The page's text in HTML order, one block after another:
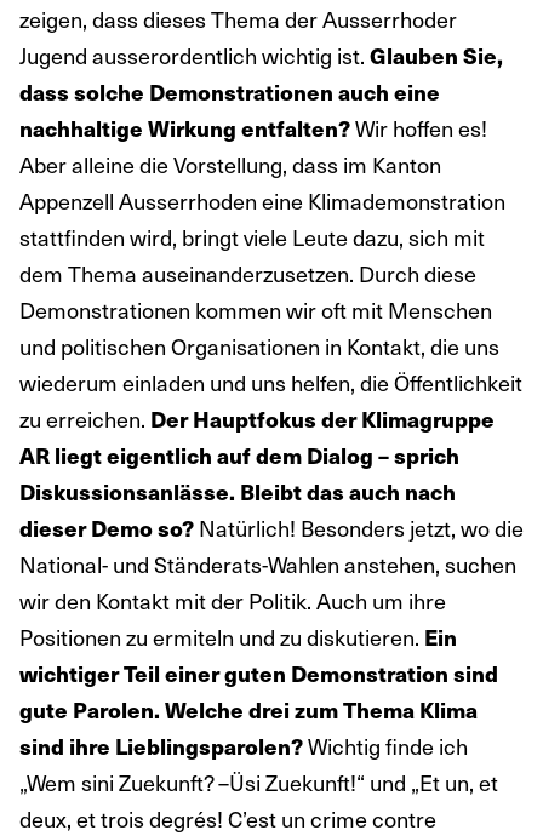
zeigen, dass dieses Thema der Ausserrhoder
Jugend ausserordentlich wichtig ist. Glauben Sie,
dass solche Demonstrationen auch eine
nachhaltige Wirkung entfalten?Wir hoffen es!
Aber alleine die Vorstellung, dass im Kanton
Appenzell Ausserrhoden eine Klimademonstration
stattfinden wird, bringt viele Leute dazu, sich mit
dem Thema auseinanderzusetzen. Durch diese
Demonstrationen kommen wir oft mit Menschen
und politischen Organisationen in Kontakt, die uns
wiederum einladen und uns helfen, die Öffentlichkeit
zu erreichen. Der Hauptfokus der Klimagruppe
AR liegt eigentlich auf dem Dialog – sprich
Diskussionsanlässe. Bleibt das auch nach
dieser Demo so? Natürlich! Besonders jetzt, wo die
National- und Ständerats-Wahlen anstehen, suchen
wir den Kontakt mit der Politik. Auch um ihre
Positionen zu ermiteln und zu diskutieren. Ein
wichtiger Teil einer guten Demonstration sind
gute Parolen. Welche drei zum Thema Klima
sind ihre Lieblingsparolen?Wichtig finde ich
„Wem sini Zuekunft? –Üsi Zuekunft!“ und „Et un, et
deux, et trois degrés! C’est un crime contre